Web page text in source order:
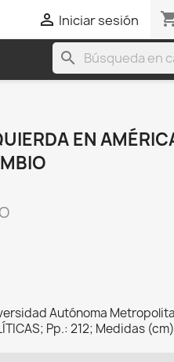
 Iniciar sesión
search
EN
Autónoma
Pp.: 212; Medidas